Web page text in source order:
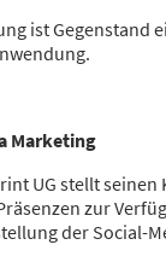
ist
Marketing
UG stellt
zur
der Social-